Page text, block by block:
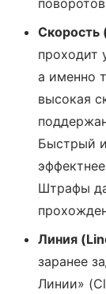
Скорость
проходит
а именно
высокая
Быстрый
Штрафы
Линия
заранее
Линии»